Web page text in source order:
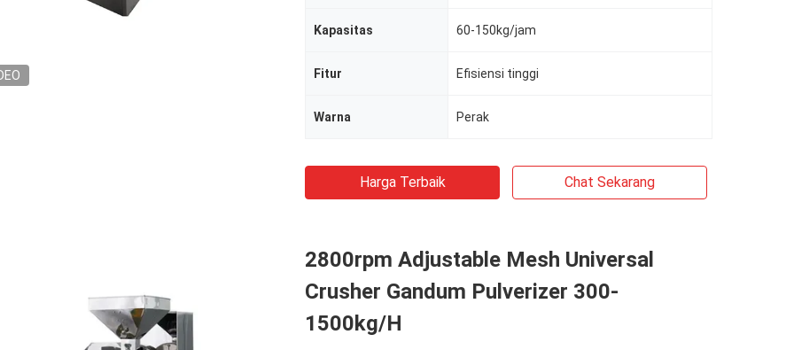
Kapasitas 60-150kg/jam
Fitur Efisiensi tinggi
Warna Perak
Harga Terbaik Chat Sekarang
2800rpm Adjustable Mesh Universal
Crusher Gandum Pulverizer 300-
1500kg/H